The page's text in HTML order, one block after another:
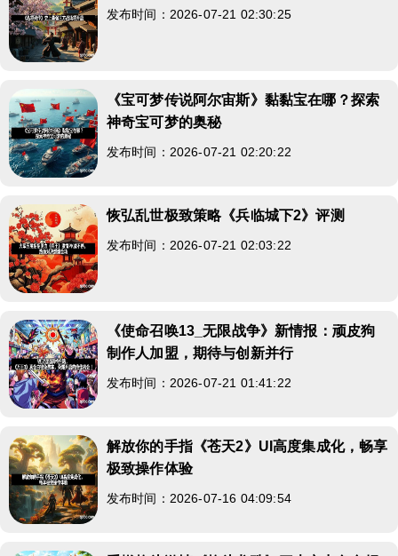
发布时间：2026-07-21 02:30:25
《宝可梦传说阿尔宙斯》黏黏宝在哪？探索
神奇宝可梦的奥秘
发布时间：2026-07-21 02:20:22
恢弘乱世极致策略《兵临城下2》评测
发布时间：2026-07-21 02:03:22
《使命召唤13_无限战争》新情报：顽皮狗
制作人加盟，期待与创新并行
发布时间：2026-07-21 01:41:22
解放你的手指《苍天2》UI高度集成化，畅享
极致操作体验
发布时间：2026-07-16 04:09:54